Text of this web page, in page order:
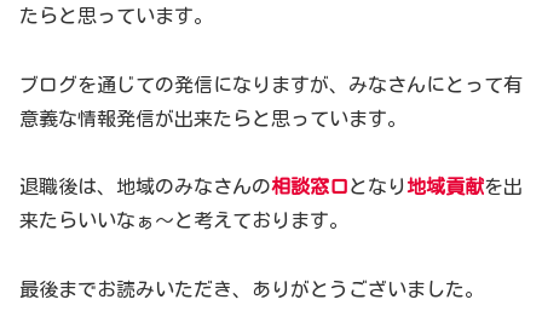
たらと思っています。
ブログを通じての発信になりますが、みなさんにとって有
意義な情報発信が出来たらと思っています。
退職後は、地域のみなさんの相談窓口となり地域貢献を出
来たらいいなぁ～と考えております。
最後までお読みいただき、ありがとうございました。